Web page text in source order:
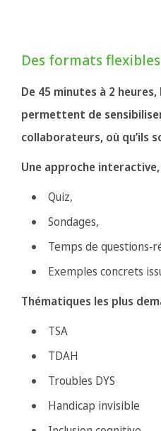
Des formats
De 45 minutes à 2
permettent de
collaborateurs, où qu’ils
Une approche
Quiz,
Sondages,
Temps de
Exemples concrets
Thématiques les plus
TSA
TDAH
Troubles DYS
Handicap invisible